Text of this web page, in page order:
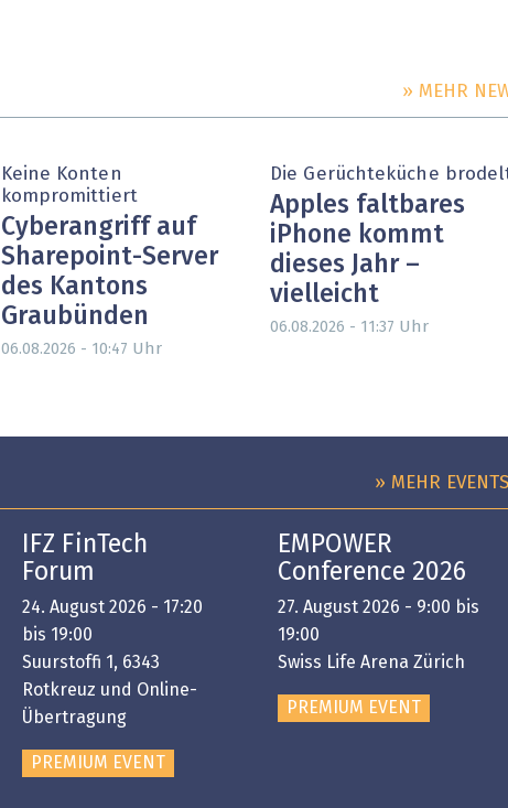
» MEHR
Keine Konten
kompromittiert
Cyberangriff auf
Sharepoint-Server
des Kantons
Graubünden
06.08.2026 - 10:47 Uhr
Die Gerüchteküche
Apples faltbares
iPhone kommt
dieses Jahr –
vielleicht
06.08.2026 - 11:37 Uhr
» MEHR EVENTS
IFZ FinTech
Forum
24. August 2026 - 17:20
bis 19:00
Suurstoffi 1, 6343
Rotkreuz und Online-
Übertragung
PREMIUM EVENT
EMPOWER
Conference 2026
27. August 2026 - 9:00 bis
19:00
Swiss Life Arena Zürich
PREMIUM EVENT